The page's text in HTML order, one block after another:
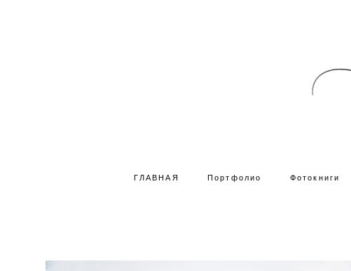
ГЛАВНАЯ Портфолио Фотокниги